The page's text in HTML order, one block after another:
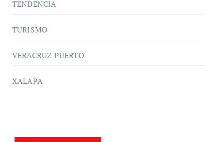
TENDENCIA
TURISMO
VERACRUZ PUERTO
XALAPA